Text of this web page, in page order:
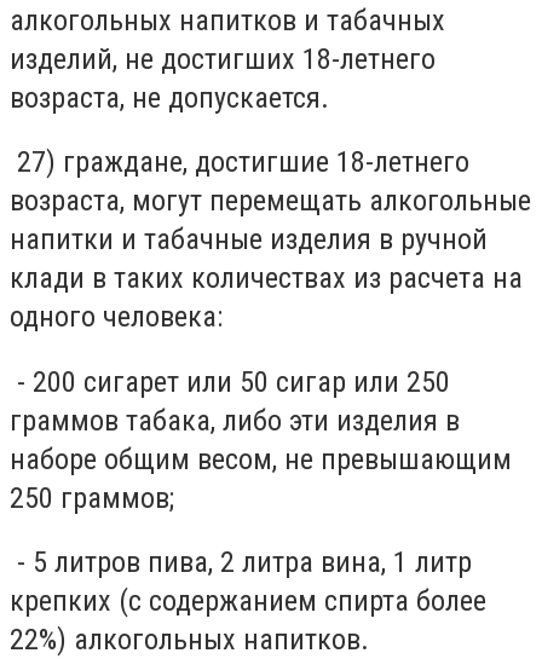
алкогольных напитков и табачных
изделий, не достигших 18-летнего
возраста, не допускается.
27) граждане, достигшие 18-летнего
возраста, могут перемещать алкогольные
напитки и табачные изделия в ручной
клади в таких количествах из расчета на
одного человека:
- 200 сигарет или 50 сигар или 250
граммов табака, либо эти изделия в
наборе общим весом, не превышающим
250 граммов;
- 5 литров пива, 2 литра вина, 1 литр
крепких (с содержанием спирта более
22%) алкогольных напитков.